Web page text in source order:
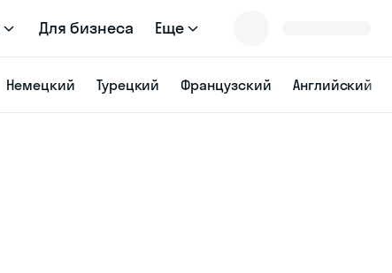
Для бизнеса Еще
Немецкий Турецкий Французский Английский